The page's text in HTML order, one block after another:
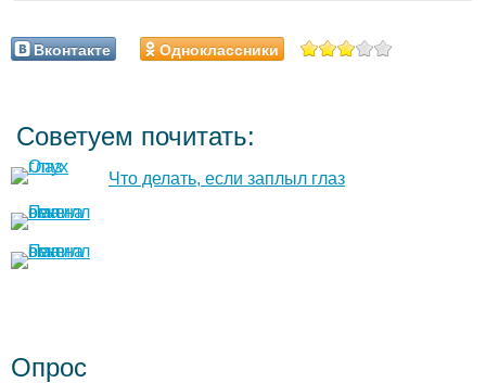
Вконтакте Одноклассники
Советуем почитать:
Что делать, если заплыл глаз
Опрос